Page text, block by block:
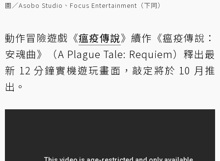
圖／Asobo Studio、Focus Entertainment（下同）
動作冒險遊戲《瘟疫傳說》續作《瘟疫傳說：
安魂曲》（A Plague Tale: Requiem）釋出最
新 12 分鐘實機遊玩畫面，敲定將於 10 月推
出。